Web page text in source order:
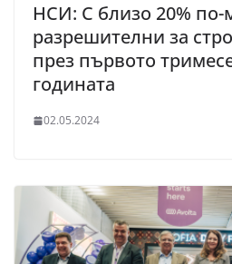
НСИ: С близо 20% по-
разрешителни за
през първото
годината
02.05.2024